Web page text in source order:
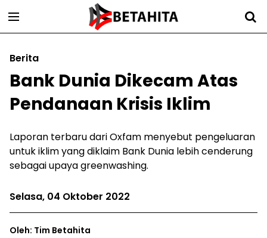
Berita
Bank Dunia Dikecam Atas
Pendanaan Krisis Iklim
Laporan terbaru dari Oxfam menyebut pengeluaran
untuk iklim yang diklaim Bank Dunia lebih cenderung
sebagai upaya greenwashing.
Selasa, 04 Oktober 2022
Oleh: Tim Betahita